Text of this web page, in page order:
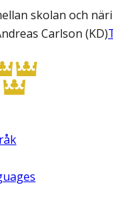
skolan och
Carlson (KD)